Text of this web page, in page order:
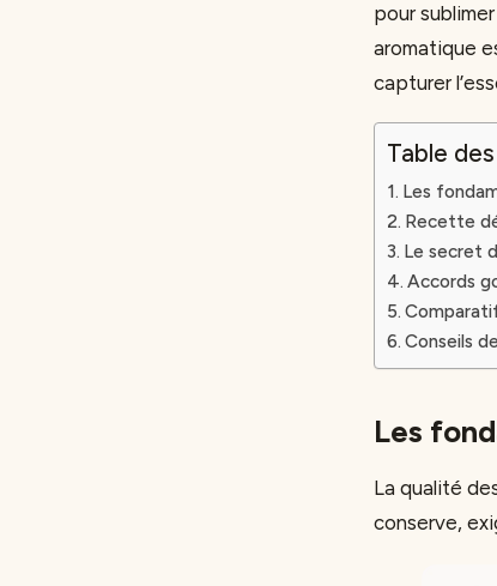
pour
aromatique
capturer
Table
Les
Recette
Le secret
Accords
Conseils
Les
La qualité
conserve,